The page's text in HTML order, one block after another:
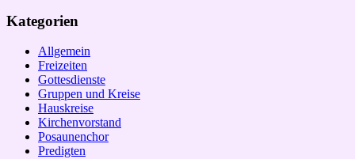
Kategorien
Allgemein
Freizeiten
Gottesdienste
Gruppen und Kreise
Hauskreise
Kirchenvorstand
Posaunenchor
Predigten